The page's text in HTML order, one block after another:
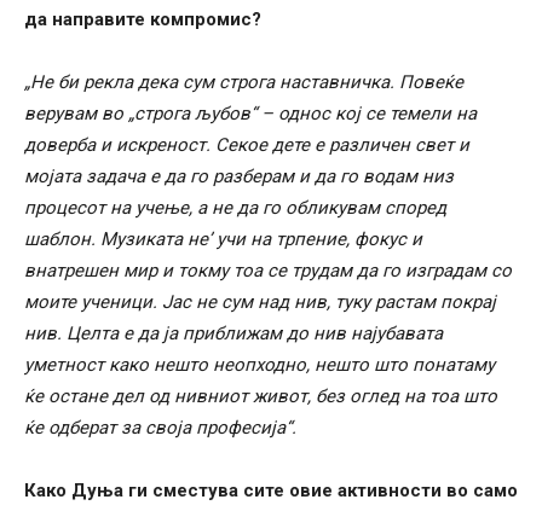
да направите компромис?
„Не би рекла дека сум строга наставничка. Повеќе
верувам во „строга љубов“ – однос кој се темели на
доверба и искреност. Секое дете е различен свет и
мојата задача е да го разберам и да го водам низ
процесот на учење, а не да го обликувам според
шаблон. Музиката не’ учи на трпение, фокус и
внатрешен мир и токму тоа се трудам да го изградам со
моите ученици. Јас не сум над нив, туку растам покрај
нив. Целта е да ја приближам до нив најубавата
уметност како нешто неопходно, нешто што понатаму
ќе остане дел од нивниот живот, без оглед на тоа што
ќе одберат за своја професија“.
Како Дуња ги сместува сите овие активности во само